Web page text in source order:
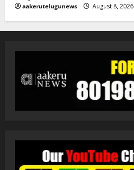
aakerutelugunews August 8, 2026